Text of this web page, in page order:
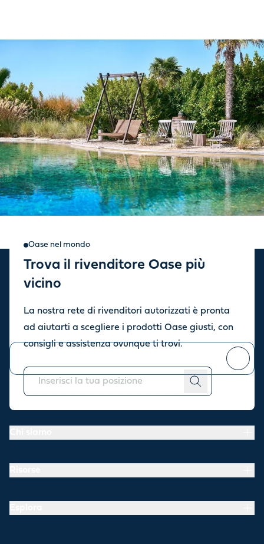
Oase nel mondo
Trova il rivenditore Oase più
vicino
La nostra rete di rivenditori autorizzati è pronta
ad aiutarti a scegliere i prodotti Oase giusti, con
consigli e assistenza ovunque ti trovi.
Iscriviti alla nostra
Ricevi aggiornamenti sulle ultime novità e offerte dal nostro
annullare l'iscrizione in qualsiasi momento.